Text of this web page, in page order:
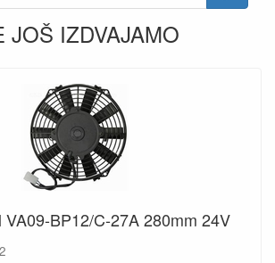
JOŠ IZDVAJAMO
VA09-BP12/C-27A 280mm 24V